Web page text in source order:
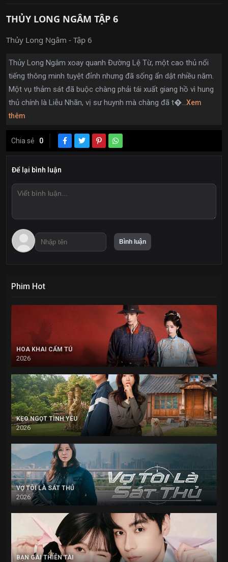
THỦY LONG NGÂM TẬP 6
Thủy Long Ngâm - Tập 6
Thủy Long Ngâm xoay quanh Đường Lệ Từ, một cao thủ nổi
tiếng thông minh tuyệt đỉnh nhưng đã sống ẩn dật nhiều năm.
Một vụ thảm sát đã buộc chàng phải tái xuất giang hồ vì hung
thủ chính là Liễu Nhãn, vị sư huynh mà chàng đã t�...Xem
thêm
Chia sẻ 0
Để lại bình luận
Phim Hot
HOA KHAI CẨM TÚ
2026
KẸO NGỌT TÌNH YÊU
2026
VỢ TÔI LÀ SÁT THỦ
2026
BẠN GÁI THIÊN TÀI